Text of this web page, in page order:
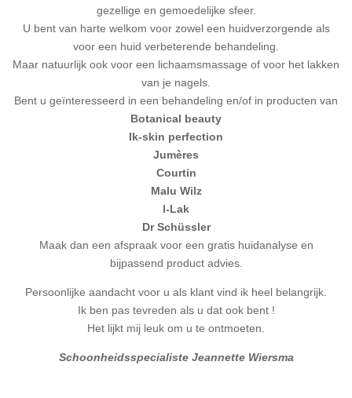
gezellige en gemoedelijke sfeer.
U bent van harte welkom voor zowel een huidverzorgende als
voor een huid verbeterende behandeling.
Maar natuurlijk ook voor een lichaamsmassage of voor het lakken
van je nagels.
Bent u geïnteresseerd in een behandeling en/of in producten van
Botanical beauty
Ik-skin perfection
Jumères
Courtin
Malu Wilz
l-Lak
Dr Schüssler
Maak dan een afspraak voor een gratis huidanalyse en
bijpassend product advies.
Persoonlijke aandacht voor u als klant vind ik heel belangrijk.
Ik ben pas tevreden als u dat ook bent !
Het lijkt mij leuk om u te ontmoeten.
Schoonheidsspecialiste Jeannette Wiersma